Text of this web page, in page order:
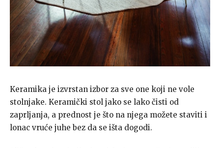
Keramika je izvrstan izbor za sve one koji ne vole
stolnjake. Keramički stol jako se lako čisti od
zaprljanja, a prednost je što na njega možete staviti i
lonac vruće juhe bez da se išta dogodi.